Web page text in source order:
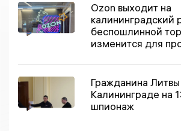
Ozon выходит на
калининградский
беспошлинной
изменится для
Гражданина
Калининграде на
шпионаж